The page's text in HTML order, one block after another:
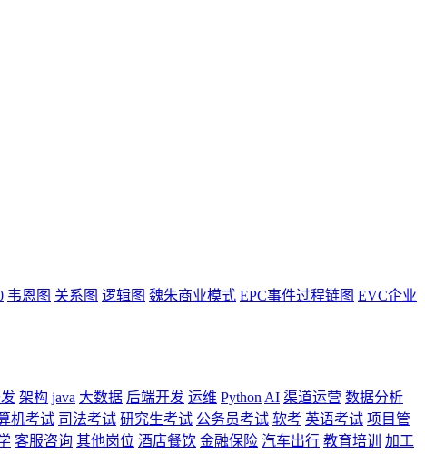
韦恩图 关系图 逻辑图 魏朱商业模式 EPC事件过程链图 EVC企业
架构 java 大数据 后端开发 运维 Python AI 渠道运营 数据分析
机考试 司法考试 研究生考试 公务员考试 软考 英语考试 项目管
客服咨询 其他岗位 酒店餐饮 金融保险 汽车出行 教育培训
加工